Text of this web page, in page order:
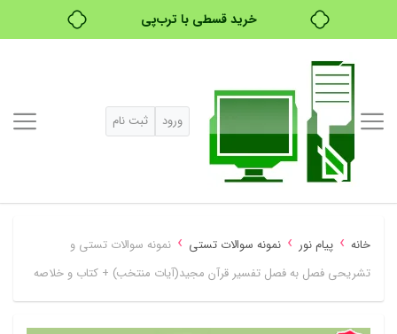
۴ قسط، بدون کارمزد
خرید قسطی با ترب‌پی
ورود ثبت نام
خانه › پیام نور › نمونه سوالات تستی › نمونه سوالات تستی و
تشریحی فصل به فصل تفسیر قرآن مجید(آیات منتخب) + کتاب و خلاصه